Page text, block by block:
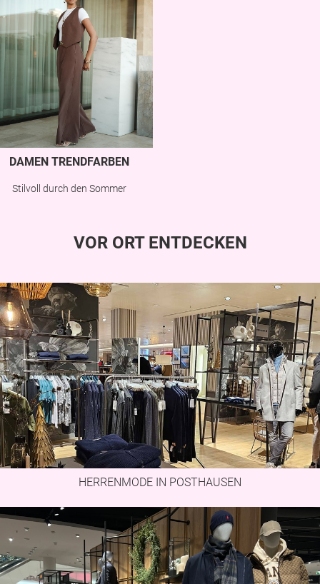
DAMEN TRENDFARBEN
Stilvoll durch den Sommer
VOR ORT ENTDECKEN
HERRENMODE IN POSTHAUSEN